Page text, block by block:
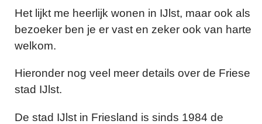
Het lijkt me heerlijk wonen in IJlst, maar ook als
bezoeker ben je er vast en zeker ook van harte
welkom.
Hieronder nog veel meer details over de Friese
stad IJlst.
De stad IJlst in Friesland is sinds 1984 de